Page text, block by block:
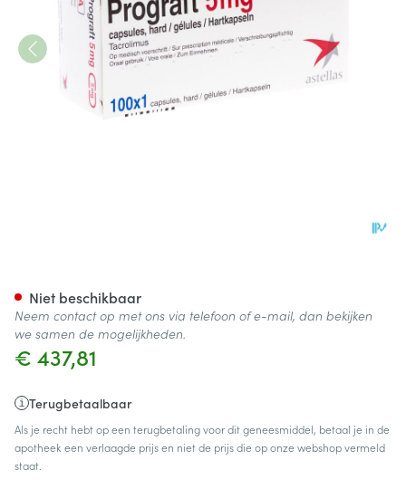
€ 437,81
Terugbetaalbaar
Als je recht hebt op een terugbetaling voor dit geneesmiddel, betaal je in de
apotheek een verlaagde prijs en niet de prijs die op onze webshop vermeld
staat.
Niet beschikbaar
Neem contact op met ons via telefoon of e-mail, dan bekijken
we samen de mogelijkheden.